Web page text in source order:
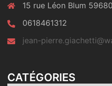
15 rue Léon Blum
0618461312
jean-
CATÉGORIES